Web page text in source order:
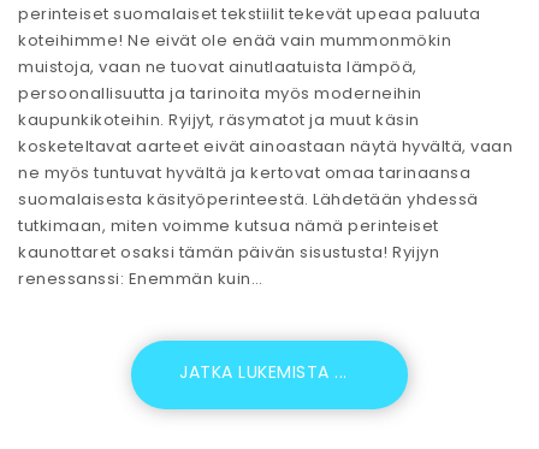
perinteiset suomalaiset tekstiilit tekevät upeaa paluuta
koteihimme! Ne eivät ole enää vain mummonmökin
muistoja, vaan ne tuovat ainutlaatuista lämpöä,
persoonallisuutta ja tarinoita myös moderneihin
kaupunkikoteihin. Ryijyt, räsymatot ja muut käsin
kosketeltavat aarteet eivät ainoastaan näytä hyvältä, vaan
ne myös tuntuvat hyvältä ja kertovat omaa tarinaansa
suomalaisesta käsityöperinteestä. Lähdetään yhdessä
tutkimaan, miten voimme kutsua nämä perinteiset
kaunottaret osaksi tämän päivän sisustusta! Ryijyn
renessanssi: Enemmän kuin…